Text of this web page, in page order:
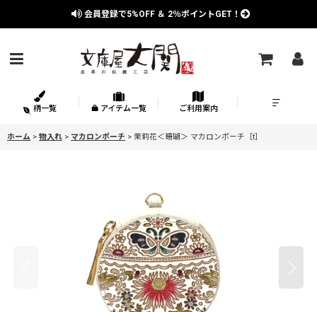
会員登録で5%OFF ＆ 2％ポイントGET！
柄一覧 アイテム一覧 ご利用案内
ホーム > 物入れ > マカロンポーチ > 茉莉花＜珊瑚＞ マカロンポーチ［t］